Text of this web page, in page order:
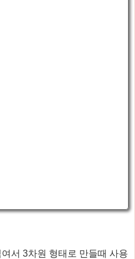
서 3차원 형태로 만들때 사용